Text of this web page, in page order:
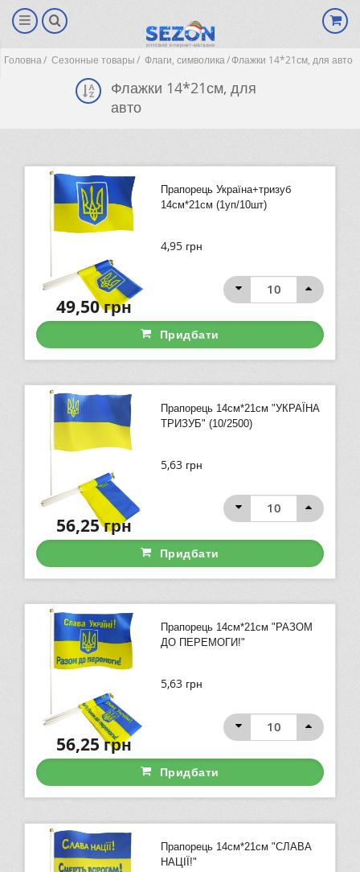
Головна Сезонные товары Флаги, символика Флажки 14*21см, для авто
Флажки 14*21см, для
авто
Прапорець Україна+тризуб
14см*21см (1уп/10шт)
4,95 грн
49,50грн
Придбати
Прапорець 14см*21см "УКРАЇНА
ТРИЗУБ" (10/2500)
5,63 грн
56,25грн
Придбати
Прапорець 14см*21см "РАЗОМ
ДО ПЕРЕМОГИ!"
5,63 грн
56,25грн
Придбати
Прапорець 14см*21см "СЛАВА
НАЦІЇ!"